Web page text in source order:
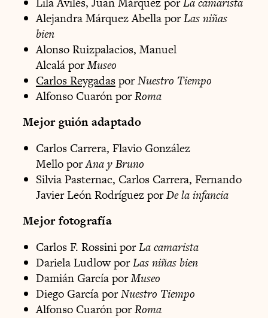
Alejandra Márquez Abella porLas niñas
bien
Alonso Ruizpalacios, Manuel
Alcalá porMuseo
Carlos ReygadasporNuestro Tiempo
Alfonso Cuarón porRoma
Mejor guión adaptado
Carlos Carrera, Flavio González
Mello porAna y Bruno
Silvia Pasternac, Carlos Carrera, Fernando
Javier León Rodríguez porDe la infancia
Mejor fotografía
Carlos F. Rossini porLa camarista
Dariela Ludlow porLas niñas bien
Damián García porMuseo
Diego García porNuestro Tiempo
Alfonso Cuarón porRoma